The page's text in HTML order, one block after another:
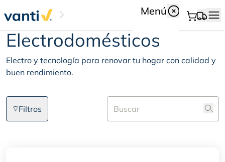
Menú
Electrodomésticos
Electrodomésticos
Electro y tecnología para renovar tu hogar con calidad y
buen rendimiento.
Filtros